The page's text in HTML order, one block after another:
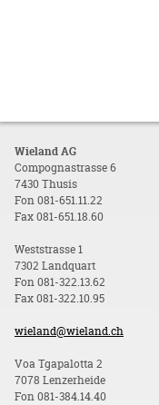
Wieland AG
Compognastrasse 6
7430 Thusis
Fon 081-651.11.22
Fax 081-651.18.60
Weststrasse 1
7302 Landquart
Fon 081-322.13.62
Fax 081-322.10.95
wieland@wieland.ch
Voa Tgapalotta 2
7078 Lenzerheide
Fon 081-384.14.40